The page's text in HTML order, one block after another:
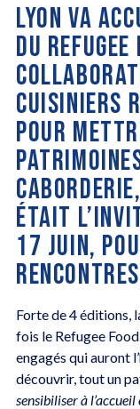
LYON VA
DU
CUISINIERS
POUR
ÉTAIT
17 JUIN,
Forte de 4 éditions,
fois le Refugee
engagés qui auront
découvrir, tout un
sensibiliser à